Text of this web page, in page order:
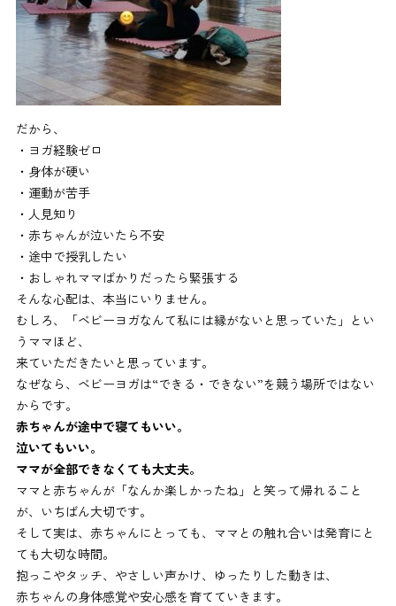
だから、
・ヨガ経験ゼロ
・身体が硬い
・運動が苦手
・人見知り
・赤ちゃんが泣いたら不安
・途中で授乳したい
・おしゃれママばかりだったら緊張する
そんな心配は、本当にいりません。
むしろ、「ベビーヨガなんて私には縁がないと思っていた」とい
うママほど、
来ていただきたいと思っています。
なぜなら、ベビーヨガは“できる・できない”を競う場所ではない
からです。
赤ちゃんが途中で寝てもいい。
泣いてもいい。
ママが全部できなくても大丈夫。
ママと赤ちゃんが「なんか楽しかったね」と笑って帰れること
が、いちばん大切です。
そして実は、赤ちゃんにとっても、ママとの触れ合いは発育にと
ても大切な時間。
抱っこやタッチ、やさしい声かけ、ゆったりした動きは、
赤ちゃんの身体感覚や安心感を育てていきます。